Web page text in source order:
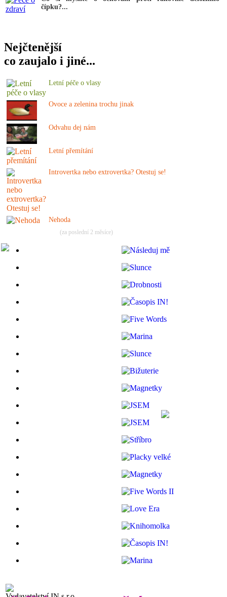
čípku?...
Nejčtenější
co zaujalo i jiné...
Letní péče o vlasy
Ovoce a zelenina trochu jinak
Odvahu dej nám
Letní přemítání
Introvertka nebo extrovertka? Otestuj se!
Nehoda
(za poslední 2 měsíce)